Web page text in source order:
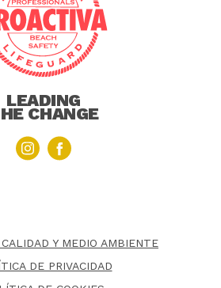
LEADING
CHANGE
Y MEDIO AMBIENTE
DE PRIVACIDAD